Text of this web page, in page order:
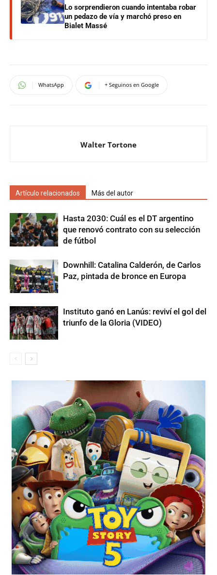
Lo sorprendieron cuando intentaba robar
un pedazo de vía y marchó preso en
Bialet Massé
WhatsApp + Seguinos en Google
Walter Tortone
Artículo relacionados Más del autor
Hasta 2030: Cuál es el DT argentino
que renovó contrato con su selección
de fútbol
Downhill: Catalina Calderón, de Carlos
Paz, pintada de bronce en Europa
Instituto ganó en Lanús: reviví el gol del
triunfo de la Gloria (VIDEO)